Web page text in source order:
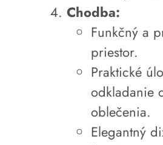
Chodba:
Funkčný a
priestor.
Praktické
odkladanie
oblečenia.
Elegantný